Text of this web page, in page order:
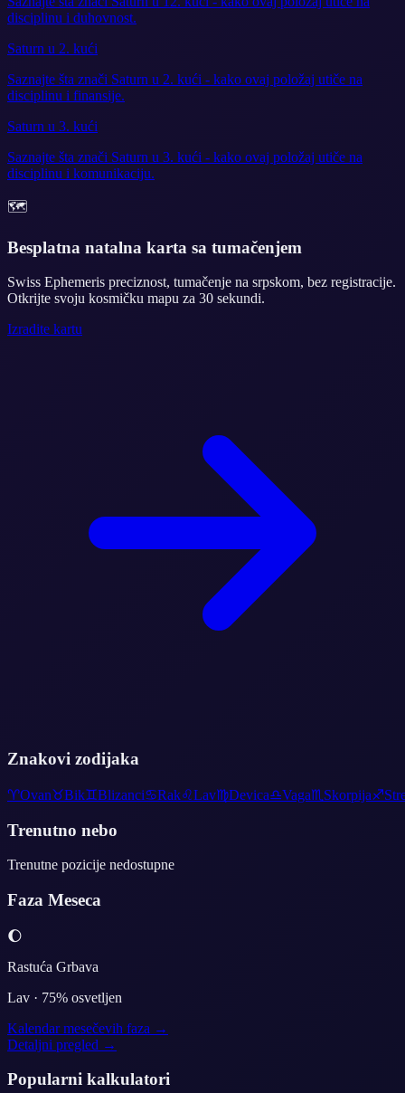
disciplinu i duhovnost.
Saturn u 2. kući
Saznajte šta znači Saturn u 2. kući - kako ovaj položaj utiče na
disciplinu i finansije.
Saturn u 3. kući
Saznajte šta znači Saturn u 3. kući - kako ovaj položaj utiče na
disciplinu i komunikaciju.
🗺️
Besplatna natalna karta sa tumačenjem
Swiss Ephemeris preciznost, tumačenje na srpskom, bez registracije.
Otkrijte svoju kosmičku mapu za 30 sekundi.
Izradite kartu
Znakovi zodijaka
♈Ovan♉Bik♊Blizanci♋Rak♌Lav♍Devica♎Vaga♏ Skorpija♐
Trenutno nebo
Trenutne pozicije nedostupne
Faza Meseca
🌔
Rastuća Grbava
Lav · 75% osvetljen
Kalendar mesečevih faza →
Detaljni pregled →
Popularni kalkulatori